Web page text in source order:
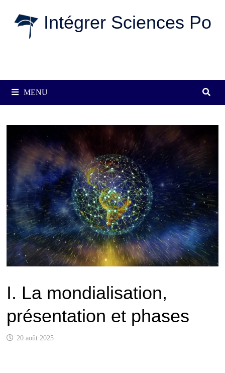
Intégrer Sciences Po
MENU
I. La mondialisation,
présentation et phases
20 août 2025